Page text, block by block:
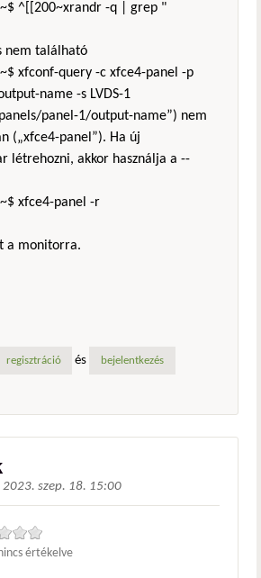
^[[200~xrandr -q | grep "
nem található
xfconf-query -c xfce4-panel -p
name -s LVDS-1
panel-1/output-name”) nem
(„xfce4-panel”). Ha új
létrehozni, akkor használja a --
xfce4-panel -r
a monitorra.
regisztráció és bejelentkezés
2023. szep. 18. 15:00
értékelve